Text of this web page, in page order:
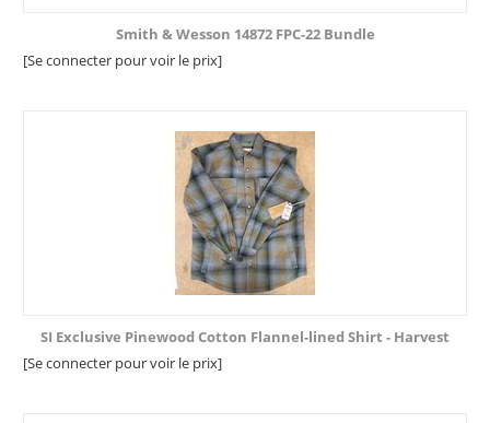
Smith & Wesson 14872 FPC-22 Bundle
[Se connecter pour voir le prix]
SI Exclusive Pinewood Cotton Flannel-lined Shirt - Harvest
[Se connecter pour voir le prix]